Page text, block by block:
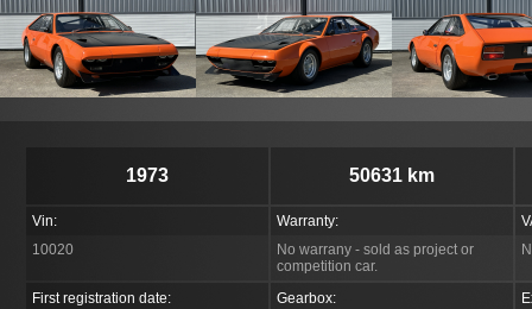
1973 50631 km
Vin:
10020
Warranty:
No warrany - sold as project or
competition car.
First registration date:
Gearbox: